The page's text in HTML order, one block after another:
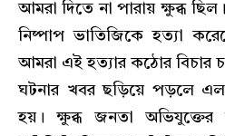
আমরা দিতে না পারায় ক্ষুব্ধ
নিষ্পাপ ভাতিজিকে হত্যা
আমরা এই হত্যার কঠোর বিচার
ঘটনার খবর ছড়িয়ে পড়লে
হয়। ক্ষুব্ধ জনতা অভিযুক্তের